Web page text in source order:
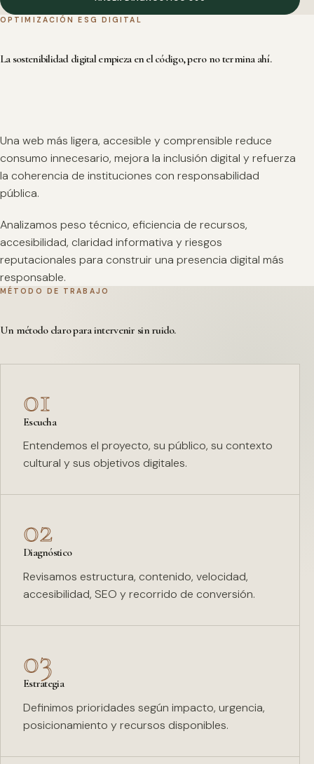
OPTIMIZACIÓN ESG DIGITAL
La sostenibilidad digital empieza en el código, pero no termina ahí.
Una web más ligera, accesible y comprensible reduce
consumo innecesario, mejora la inclusión digital y refuerza
la coherencia de instituciones con responsabilidad
pública.
Analizamos peso técnico, eficiencia de recursos,
accesibilidad, claridad informativa y riesgos
reputacionales para construir una presencia digital más
responsable.
MÉTODO DE TRABAJO
Un método claro para intervenir sin ruido.
01
Escucha
Entendemos el proyecto, su público, su contexto
cultural y sus objetivos digitales.
02
Diagnóstico
Revisamos estructura, contenido, velocidad,
accesibilidad, SEO y recorrido de conversión.
03
Estrategia
Definimos prioridades según impacto, urgencia,
posicionamiento y recursos disponibles.